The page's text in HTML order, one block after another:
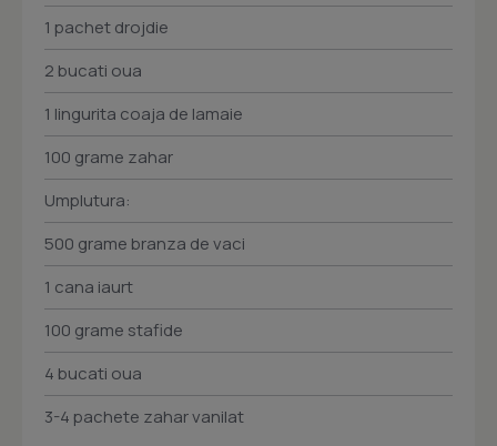
1 pachet drojdie
2 bucati oua
1 lingurita coaja de lamaie
100 grame zahar
Umplutura:
500 grame branza de vaci
1 cana iaurt
100 grame stafide
4 bucati oua
3-4 pachete zahar vanilat